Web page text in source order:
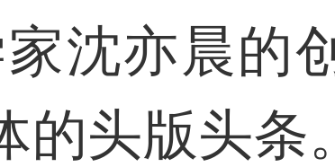
沈亦晨的
的头版头条